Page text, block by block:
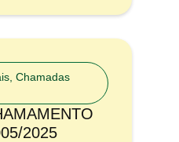
Chamadas
2025